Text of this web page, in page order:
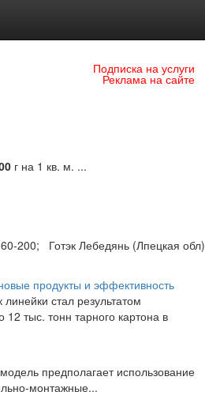
Подписка на услуги
Реклама на сайте
г на 1 кв. м. ...
200; Готэк Лебедянь (Лпецкая обл)
продукты и эффективность
стал результатом
тыс. тонн тарного картона в
предполагает использование
монтажные...